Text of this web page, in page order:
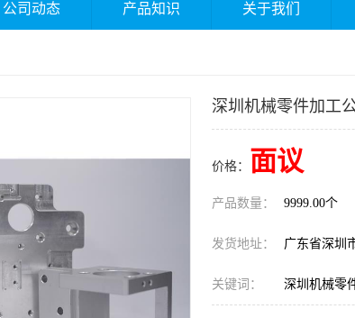
公司动态 产品知识 关于我们
深圳机械零件加工
价格： 面议
产品数量： 9999.00个
发货地址： 广东省深圳
关键词： 深圳机械零